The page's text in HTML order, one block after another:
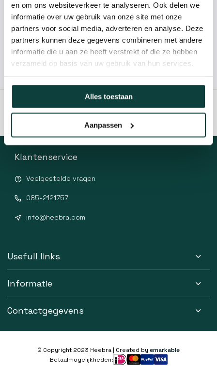
en om ons websiteverkeer te analyseren. Ook delen we
informatie over uw gebruik van onze site met onze
partners voor social media, adverteren en analyse. Deze
partners kunnen deze gegevens combineren met andere
informatie die u aan ze heeft verstrekt of die ze hebben
verzameld op basis van uw gebruik van hun services.
Alles toestaan
Aanpassen
085-2121757
info@heebra.com
Hovenier of klusbedrijf? Neem contact met ons op voor
Klantenservice
Veelgestelde vragen
085-2121757
info@heebra.com
Usefull links
Informatie
Contactgegevens
© Copyright 2023 Heebra | Created by emarkable
Betaalmogelijkheden: